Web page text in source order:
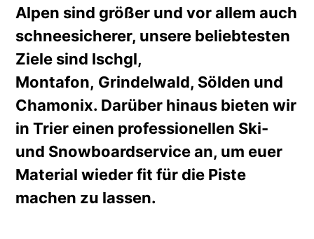
Alpen sind größer und vor allem auch
schneesicherer, unsere beliebtesten
Ziele sind Ischgl,
Montafon, Grindelwald, Sölden und
Chamonix. Darüber hinaus bieten wir
in Trier einen professionellen Ski-
und Snowboardservice an, um euer
Material wieder fit für die Piste
machen zu lassen.